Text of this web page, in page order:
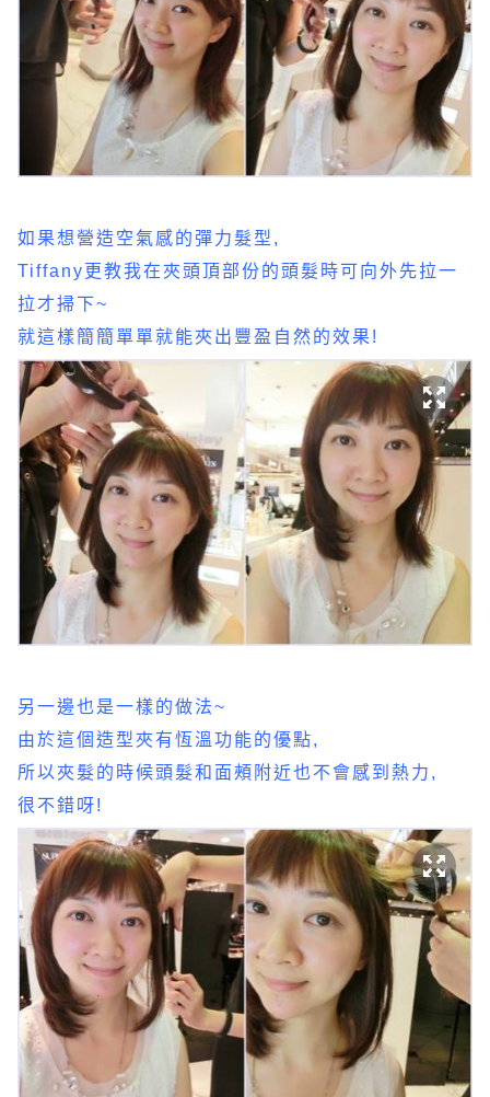
如果想營造空氣感的彈力髮型,
Tiffany更教我在夾頭頂部份的頭髮時可向外先拉一
拉才掃下~
就這樣簡簡單單就能夾出豐盈自然的效果!
另一邊也是一樣的做法~
由於這個造型夾有恆溫功能的優點,
所以夾髮的時候頭髮和面頰附近也不會感到熱力,
很不錯呀!